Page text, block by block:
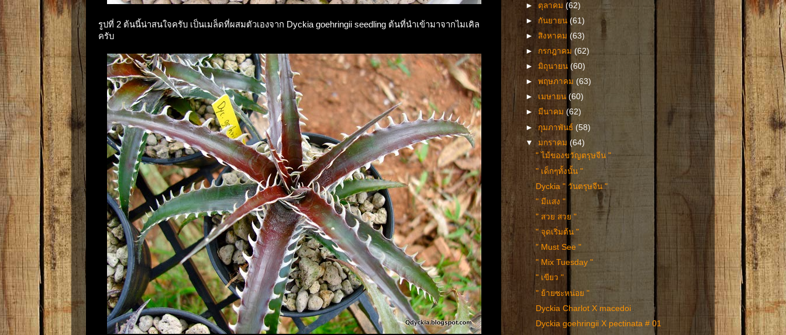
รูปที่ 2 ต้นนี้น่าสนใจครับ เป็นเมล็ดที่ผสมตัวเองจาก Dyckia goehringii seedling ต้นที่นำเข้ามาจากไมเคิล
ครับ
► ตุลาคม(62)
► กันยายน(61)
►สิงหาคม(63)
► กรกฎาคม(62)
►มิถุนายน(60)
►พฤษภาคม(63)
► เมษายน(60)
►มีนาคม(62)
► กุมภาพันธ์(58)
▼มกราคม(64)
" ไม้ของขวัญตรุษจีน "
" เด็กๆทั้งนั้น "
Dyckia " วันตรุษจีน "
" มีแสง "
" สวย สวย "
" จุดเริ่มต้น "
" Must See "
" Mix Tuesday "
" เขียว "
" ย้ายซะหน่อย "
Dyckia Charlot X macedoi
Dyckia goehringii X pectinata # 01